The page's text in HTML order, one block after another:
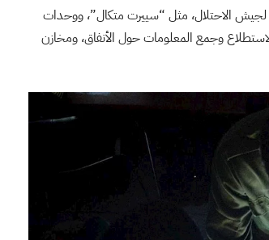
لجيش الاحتلال، مثل “سييرت متكال”، ووحدات
وجمع المعلومات حول الأنفاق، ومخازن